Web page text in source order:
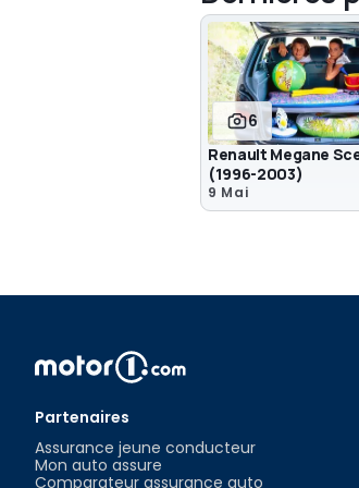
6
Renault Megane
(1996-2003)
9 Mai
Partenaires
Assurance jeune conducteur
Mon auto assure
Comparateur assurance auto